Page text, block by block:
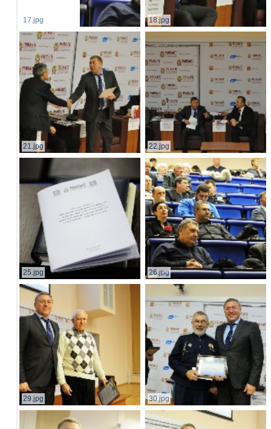
17.jpg 18.jpg
21.jpg 22.jpg
25.jpg 26.jpg
29.jpg 30.jpg